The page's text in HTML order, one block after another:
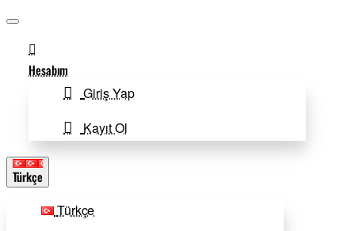
Hesabım
Giriş Yap
Kayıt Ol
Türkçe
Türkçe